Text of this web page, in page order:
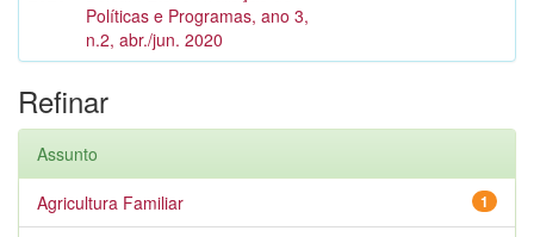
Políticas e Programas, ano 3,
n.2, abr./jun. 2020
Refinar
Assunto
1
Agricultura Familiar